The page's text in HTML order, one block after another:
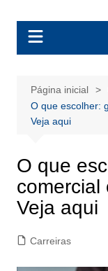
BolsasEAD
Página inicial
O que escolher:
Veja aqui
O que
comercial
Veja aqui
Carreiras